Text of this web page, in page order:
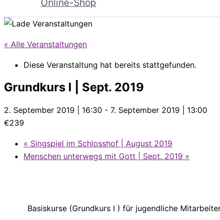
Online-Shop
« Alle Veranstaltungen
Diese Veranstaltung hat bereits stattgefunden.
Grundkurs I | Sept. 2019
2. September 2019 | 16:30 - 7. September 2019 | 13:00
€239
« Singspiel im Schlosshof | August 2019
Menschen unterwegs mit Gott | Sept. 2019 »
Basiskurse (Grundkurs I ) für jugendliche